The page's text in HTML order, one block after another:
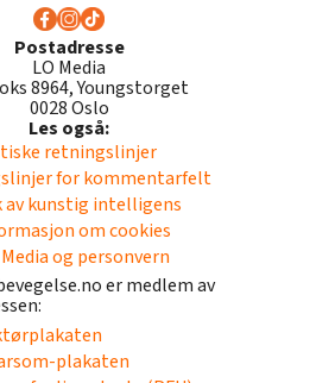
Postadresse
LO Media
8964, Youngstorget
0028 Oslo
Les også:
retningslinjer
for kommentarfelt
av kunstig intelligens
om cookies
Media og personvern
er medlem av
plakaten